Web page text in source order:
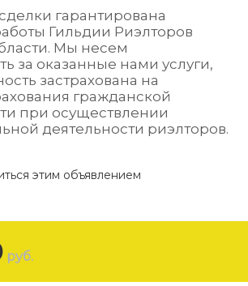
гарантирована
Гильдии Риэлторов
Мы несем
за оказанные нами услуги,
застрахована на
гражданской
при осуществлении
деятельности риэлторов.
этим объявлением
руб.